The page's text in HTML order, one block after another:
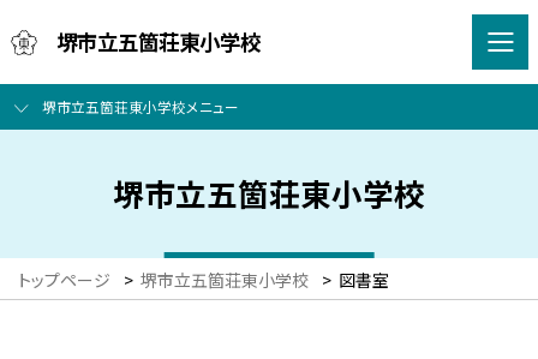
堺市立五箇荘東小学校
堺市立五箇荘東小学校メニュー
堺市立五箇荘東小学校
トップページ > 堺市立五箇荘東小学校 > 図書室